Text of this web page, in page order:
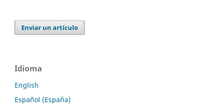
Enviar un artículo
Idioma
English
Español (España)